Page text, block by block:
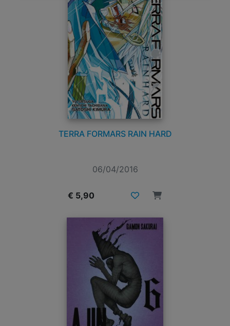
TERRA FORMARS RAIN HARD
06/04/2016
€ 5,90